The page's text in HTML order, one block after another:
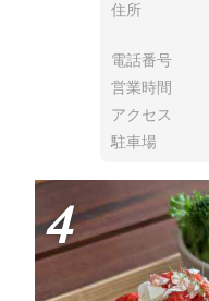
住所
電話番号
営業時間
アクセス
駐車場
4